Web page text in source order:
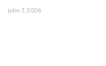
julio 7, 2026